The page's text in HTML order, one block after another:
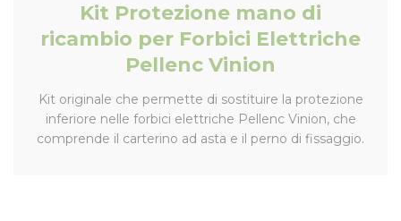
Kit Protezione mano di
ricambio per Forbici Elettriche
Pellenc Vinion
Kit originale che permette di sostituire la protezione
inferiore nelle forbici elettriche Pellenc Vinion, che
comprende il carterino ad asta e il perno di fissaggio.